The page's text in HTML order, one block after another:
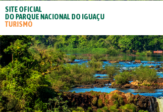
SITE OFICIAL
DO PARQUE NACIONAL DO IGUAÇU
TURISMO